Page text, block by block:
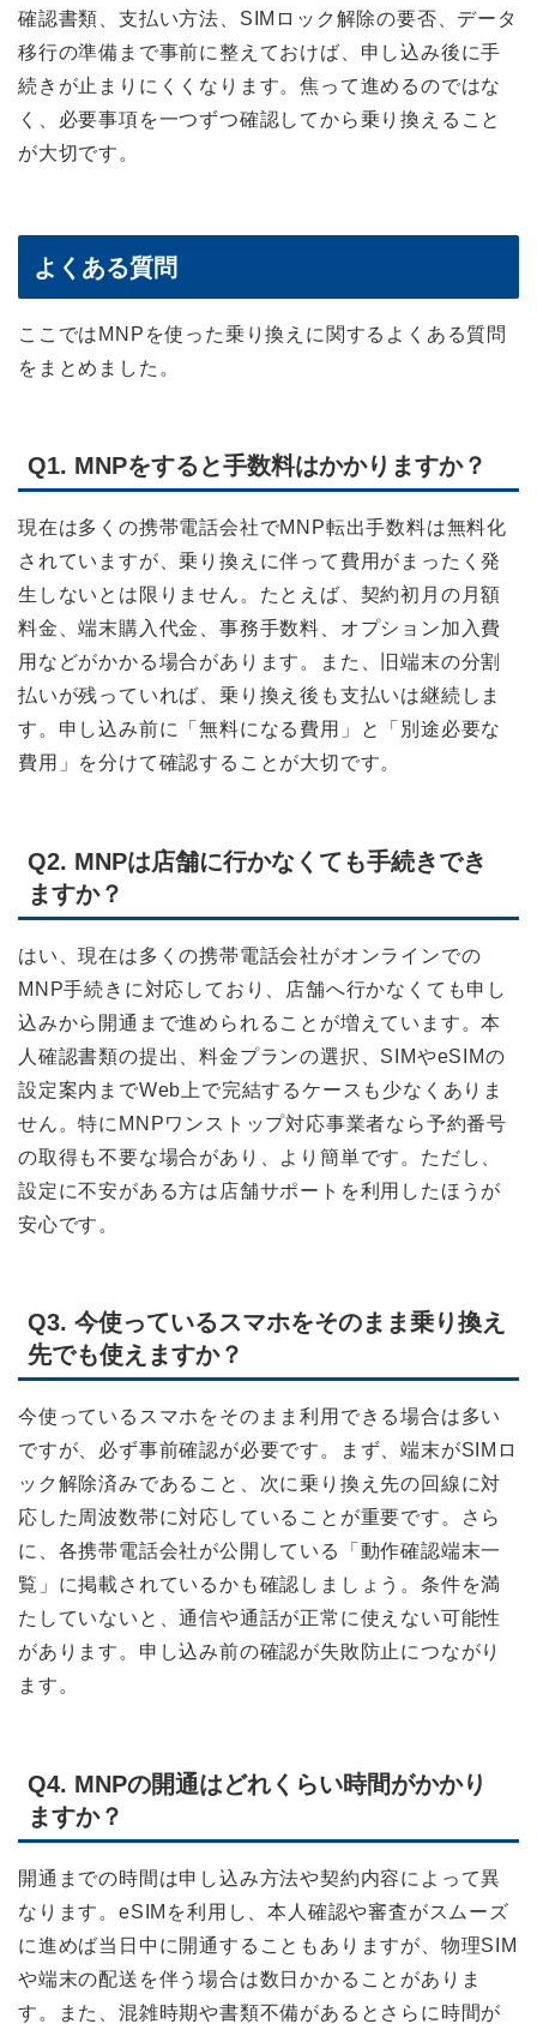
確認書類、支払い方法、SIMロック解除の要否、データ
移行の準備まで事前に整えておけば、申し込み後に手
続きが止まりにくくなります。焦って進めるのではな
く、必要事項を一つずつ確認してから乗り換えること
が大切です。
よくある質問
ここではMNPを使った乗り換えに関するよくある質問
をまとめました。
Q1. MNPをすると手数料はかかりますか？
現在は多くの携帯電話会社でMNP転出手数料は無料化
されていますが、乗り換えに伴って費用がまったく発
生しないとは限りません。たとえば、契約初月の月額
料金、端末購入代金、事務手数料、オプション加入費
用などがかかる場合があります。また、旧端末の分割
払いが残っていれば、乗り換え後も支払いは継続しま
す。申し込み前に「無料になる費用」と「別途必要な
費用」を分けて確認することが大切です。
Q2. MNPは店舗に行かなくても手続きでき
ますか？
はい、現在は多くの携帯電話会社がオンラインでの
MNP手続きに対応しており、店舗へ行かなくても申し
込みから開通まで進められることが増えています。本
人確認書類の提出、料金プランの選択、SIMやeSIMの
設定案内までWeb上で完結するケースも少なくありま
せん。特にMNPワンストップ対応事業者なら予約番号
の取得も不要な場合があり、より簡単です。ただし、
設定に不安がある方は店舗サポートを利用したほうが
安心です。
Q3. 今使っているスマホをそのまま乗り換え
先でも使えますか？
今使っているスマホをそのまま利用できる場合は多い
ですが、必ず事前確認が必要です。まず、端末がSIMロ
ック解除済みであること、次に乗り換え先の回線に対
応した周波数帯に対応していることが重要です。さら
に、各携帯電話会社が公開している「動作確認端末一
覧」に掲載されているかも確認しましょう。条件を満
たしていないと、通信や通話が正常に使えない可能性
があります。申し込み前の確認が失敗防止につながり
ます。
Q4. MNPの開通はどれくらい時間がかかり
ますか？
開通までの時間は申し込み方法や契約内容によって異
なります。eSIMを利用し、本人確認や審査がスムーズ
に進めば当日中に開通することもありますが、物理SIM
や端末の配送を伴う場合は数日かかることがありま
す。また、混雑時期や書類不備があるとさらに時間が